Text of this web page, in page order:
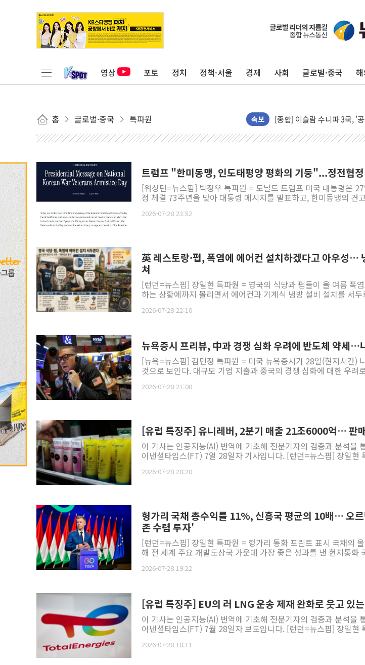
영상 포토 정치 정책·서울 경제 사회 글로벌·중국
홈 글로벌·중국 특파원 속보
유럽증시, 美 고용 예상 밖
미 연준 매파 기세 꺾이나…
트럼프, 백신·자폐증 행정
美 항소법원, 백악관 무도회
[AI MY 뉴스] 뉴욕 반도체주
뉴욕증시 프리뷰, 美 고용
뉴욕증시 개장 전 특징주
보훈부, 미 DPAA와 MOU…
특정 정치인 측근 포항시 정
李 "해남 태양광, 대한민국
李 대통령, '6시간 마라톤
[사진] 빈살만과 에르도안의
이란와이어 "이란 최고지도
트럼프 "한미동맹, 인도태평양 평화의 기둥"...정전협
[워싱턴=뉴스핌] 박정우 특파원 = 도널드 트럼프 미국 대통령은
정 체결 73주년을 맞아 대통령 메시지를 발표하고, 한미동맹의 견
2026-07-28 23:52
英 레스토랑·펍, 폭염에 에어컨 설치하겠다고 아우성…
쳐
[런던=뉴스핌] 장일현 특파원 = 영국의 식당과 펍들이 올 여름 폭
하는 상황에까지 몰리면서 에어컨과 기계식 냉방 설비 설치를 서
2026-07-28 22:10
뉴욕증시 프리뷰, 中과 경쟁 심화 우려에 반도체 약세…
[뉴욕=뉴스핌] 김민정 특파원 = 미국 뉴욕증시가 28일(현지시간)
것으로 보인다. 대규모 기업 지출과 중국의 경쟁 심화에 대한 우려
2026-07-28 21:00
[유럽 특징주] 유니레버, 2분기 매출 21조6000억… 판
이 기사는 인공지능(AI) 번역에 기초해 전문기자의 검증과 분석을
이낸셜타임스(FT) 7얼 28일자 기사입니다. [런던=뉴스핌] 장일현
2026-07-28 20:20
헝가리 국채 총수익률 11%, 신흥국 평균의 10배… 오
존 수렴 투자'
[런던=뉴스핌] 장일현 특파원 = 헝가리 통화 포린트 표시 국채의
해 전 세계 주요 개발도상국 가운데 가장 좋은 성과를 낸 현지통화
2026-07-28 19:22
[유럽 특징주] EU의 러 LNG 운송 제재 완화로 웃고 있
이 기사는 인공지능(AI) 번역에 기초해 전문기자의 검증과 분석을
이낸셜타임스(FT) 7월 28일자 보도입니다. [런던=뉴스핌] 장일현
2026-07-28 18:11